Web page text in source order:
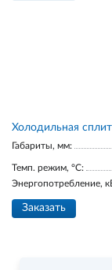
Холодильная
Габариты, мм:
Темп. режим, °С:
Энергопотребление,
Заказать